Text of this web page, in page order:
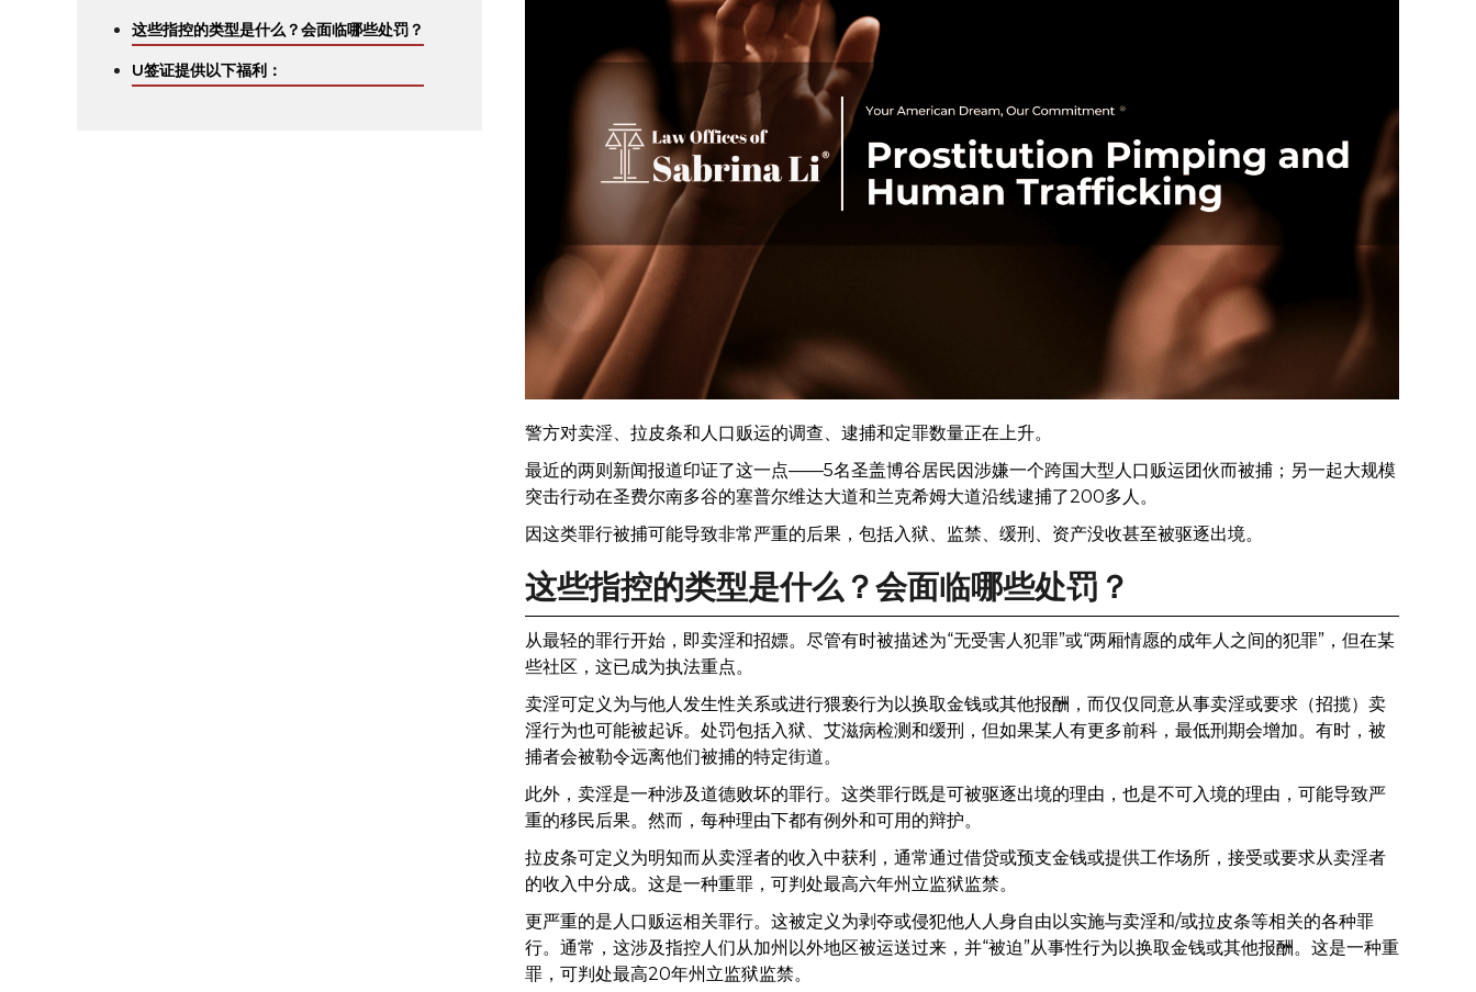
这些指控的类型是什么？会面临哪些处罚？
U签证提供以下福利：
警方对卖淫、拉皮条和人口贩运的调查、逮捕和定罪数量正在上升。
最近的两则新闻报道印证了这一点——5名圣盖博谷居民因涉嫌一个跨国大型人口贩运团伙而被捕；另一起大规模
突击行动在圣费尔南多谷的塞普尔维达大道和兰克希姆大道沿线逮捕了200多人。
因这类罪行被捕可能导致非常严重的后果，包括入狱、监禁、缓刑、资产没收甚至被驱逐出境。
这些指控的类型是什么？会面临哪些处罚？
从最轻的罪行开始，即卖淫和招嫖。尽管有时被描述为“无受害人犯罪”或“两厢情愿的成年人之间的犯罪”，但在某
些社区，这已成为执法重点。
卖淫可定义为与他人发生性关系或进行猥亵行为以换取金钱或其他报酬，而仅仅同意从事卖淫或要求（招揽）卖
淫行为也可能被起诉。处罚包括入狱、艾滋病检测和缓刑，但如果某人有更多前科，最低刑期会增加。有时，被
捕者会被勒令远离他们被捕的特定街道。
此外，卖淫是一种涉及道德败坏的罪行。这类罪行既是可被驱逐出境的理由，也是不可入境的理由，可能导致严
重的移民后果。然而，每种理由下都有例外和可用的辩护。
拉皮条可定义为明知而从卖淫者的收入中获利，通常通过借贷或预支金钱或提供工作场所，接受或要求从卖淫者
的收入中分成。这是一种重罪，可判处最高六年州立监狱监禁。
更严重的是人口贩运相关罪行。这被定义为剥夺或侵犯他人人身自由以实施与卖淫和/或拉皮条等相关的各种罪
行。通常，这涉及指控人们从加州以外地区被运送过来，并“被迫”从事性行为以换取金钱或其他报酬。这是一种重
罪，可判处最高20年州立监狱监禁。